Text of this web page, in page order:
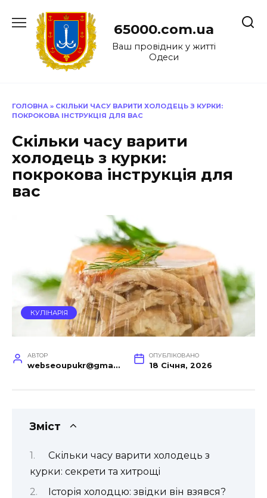
до
65000.com.ua
Ваш провідник у житті
Одеси
ГОЛОВНА » СКІЛЬКИ ЧАСУ ВАРИТИ ХОЛОДЕЦЬ З КУРКИ:
ПОКРОКОВА ІНСТРУКЦІЯ ДЛЯ ВАС
Скільки часу варити
холодець з курки:
покрокова інструкція для
вас
КУЛІНАРІЯ
АВТОР
webseoupukr@gmail.com
ОПУБЛІКОВАНО
18 Січня, 2026
Зміст
Скільки часу варити холодець з
курки: секрети та хитрощі
Історія холодцю: звідки він взявся?